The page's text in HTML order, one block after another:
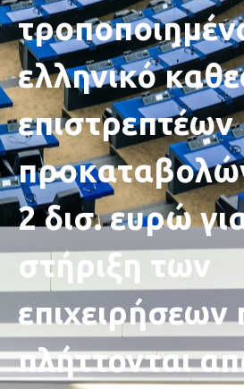
ελληνικό
επιστρεπτέων
2 δισ. ευρώ
στήριξη των
επιχειρήσεων
πλήττονται